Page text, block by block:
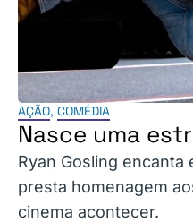
AÇÃO, COMÉDIA
Nasce uma
Ryan Gosling encanta
presta homenagem
cinema acontecer.